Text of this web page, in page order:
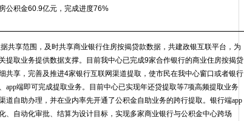
公积金60.9亿元，完成进度76%
共享范围，及时共享商业银行住房按揭贷款数据，共建政银互联平台，为
提取业务提供数据支撑。目前我中心已完成9家合作银行的商业住房按揭贷
共享，完善及推进4家银行互联网渠道提取，使市民在我中心窗口或者银行
app端即可完成提取业务。目前中心已实现年还贷提取等7项高频提取业务
道自助办理，并在业内率先开通了公积金自助业务的跨行提取。银行端app
、自动化审批、结算为设计目标，实现多家商业银行与公积金中心跨场